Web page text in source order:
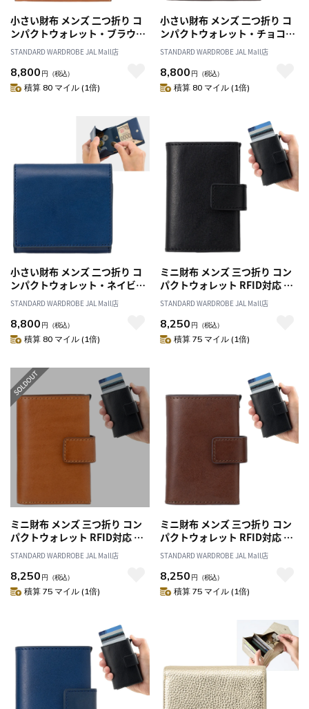
小さい財布 メンズ 二つ折り コ
ンパクトウォレット・ブラウン
／紳士 財布 折り財布 ミニ スマ
ート スリム 革 本革 イタリアン
レザー 春財布 父の日 クリスマ
ス 誕生日 プレゼント ギフト
STANDARD WARDROBE JAL Mall店
8,800 円 （税込）
積算 80 マイル (1倍)
小さい財布 メンズ 二つ折り コ
ンパクトウォレット・チョコ／
紳士 財布 折り財布 ミニ スマー
ト スリム 革 本革 イタリアン レ
ザー 春財布 父の日 クリスマス
誕生日 プレゼント ギフト
STANDARD WARDROBE JAL Mall店
8,800 円 （税込）
積算 80 マイル (1倍)
小さい財布 メンズ 二つ折り コ
ンパクトウォレット・ネイビー
／紳士 財布 折り財布 ミニ スマ
ート スリム 革 本革 イタリアン
レザー 春財布 父の日 クリスマ
ス 誕生日 プレゼント ギフト
STANDARD WARDROBE JAL Mall店
8,800 円 （税込）
積算 80 マイル (1倍)
ミニ財布 メンズ 三つ折り コン
パクトウォレット RFID対応 ス
ライドカードウォレット・ブラ
ック／紳士 財布 折り財布 ミニ
スリム スキミング防止 革 本革
イタリアン レザー 春財布 父の
STANDARD WARDROBE JAL Mall店
8,250 円 （税込）
積算 75 マイル (1倍)
ミニ財布 メンズ 三つ折り コン
パクトウォレット RFID対応 ス
ライドカードウォレット・ブラ
ウン／紳士 財布 折り財布 ミニ
スリム スキミング防止 革 本革
イタリアン レザー 春財布 父の
STANDARD WARDROBE JAL Mall店
8,250 円 （税込）
積算 75 マイル (1倍)
ミニ財布 メンズ 三つ折り コン
パクトウォレット RFID対応 ス
ライドカードウォレット・チョ
コ／紳士 財布 折り財布 ミニ ス
リム スキミング防止 革 本革 イ
タリアン レザー 春財布 父の日
STANDARD WARDROBE JAL Mall店
8,250 円 （税込）
積算 75 マイル (1倍)